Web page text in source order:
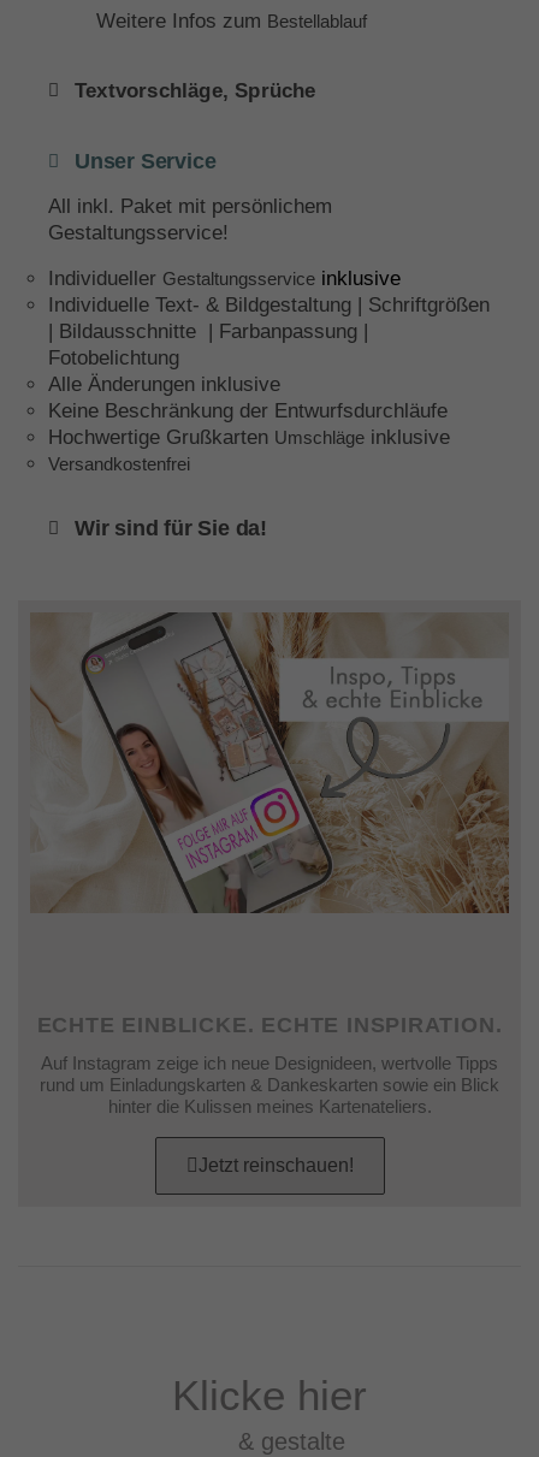
Weitere Infos zum Bestellablauf
Textvorschläge, Sprüche
Unser Service
All inkl. Paket mit persönlichem
Gestaltungsservice!
Individueller Gestaltungsservice inklusive
Individuelle Text- & Bildgestaltung | Schriftgrößen
| Bildausschnitte | Farbanpassung |
Fotobelichtung
Alle Änderungen inklusive
Keine Beschränkung der Entwurfsdurchläufe
Hochwertige Grußkarten Umschläge inklusive
Versandkostenfrei
Wir sind für Sie da!
ECHTE EINBLICKE. ECHTE INSPIRATION.
Auf Instagram zeige ich neue Designideen, wertvolle Tipps
rund um Einladungskarten & Dankeskarten sowie ein Blick
hinter die Kulissen meines Kartenateliers.
Jetzt reinschauen!
Klicke hier
& gestalte